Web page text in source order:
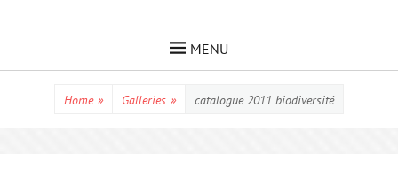
MENU
Home » Galleries » catalogue 2011 biodiversité